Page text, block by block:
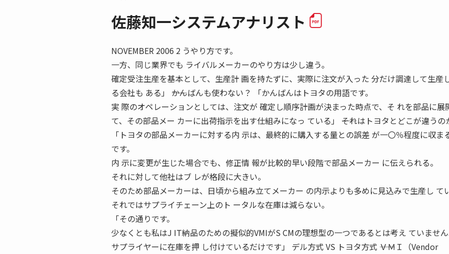
佐藤知一システムアナリスト
NOVEMBER 2006 2 うやり方です。
一方、同じ業界でも ライバルメーカーのやり方は少し違う。
確定受注生産を基本として、生産計 画を持たずに、実際に注文が入った 分だけ調達して生産
る会社も ある」 ――かんばんも使わない？ 「かんばんはトヨタの用語です。
実 際のオペレーションとしては、注文が 確定し順序計画が決まった時点で、そ れを部品に展
て、その部品メー カーに出荷指示を出す仕組みになっ ている」 ――それはトヨタとどこが違うの
「トヨタの部品メーカーに対する内 示は、最終的に購入する量との誤差 が一〇％程度に収ま
です。
内 示に変更が生じた場合でも、修正情 報が比較的早い段階で部品メーカー に伝えられる。
それに対して他社はブ レが格段に大きい。
そのため部品メーカーは、日頃から組み立てメーカー の内示よりも多めに見込みで生産し ている
それではサプライチェーン上のト ータルな在庫は減らない。
「その通りです。
少なくとも私はJ IT納品のための擬似的VMIがS CMの理想型の一つであるとは考え ていません
サプライヤーに在庫を押 し付けているだけです」 デル方式 VS トヨタ方式 ――ＶＭＩ（Vendor